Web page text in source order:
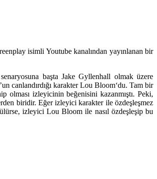
isimli Youtube kanalından yayınlanan bir
baştaJake Gyllenhall olmak üzere
canlandırdığı karakterLou Bloom‘du. Tam bir
olması izleyicinin beğenisini kazanmıştı. Peki,
biridir. Eğer izleyici karakter ile özdeşleşmez
izleyici Lou Bloom ile nasıl özdeşleşip bu